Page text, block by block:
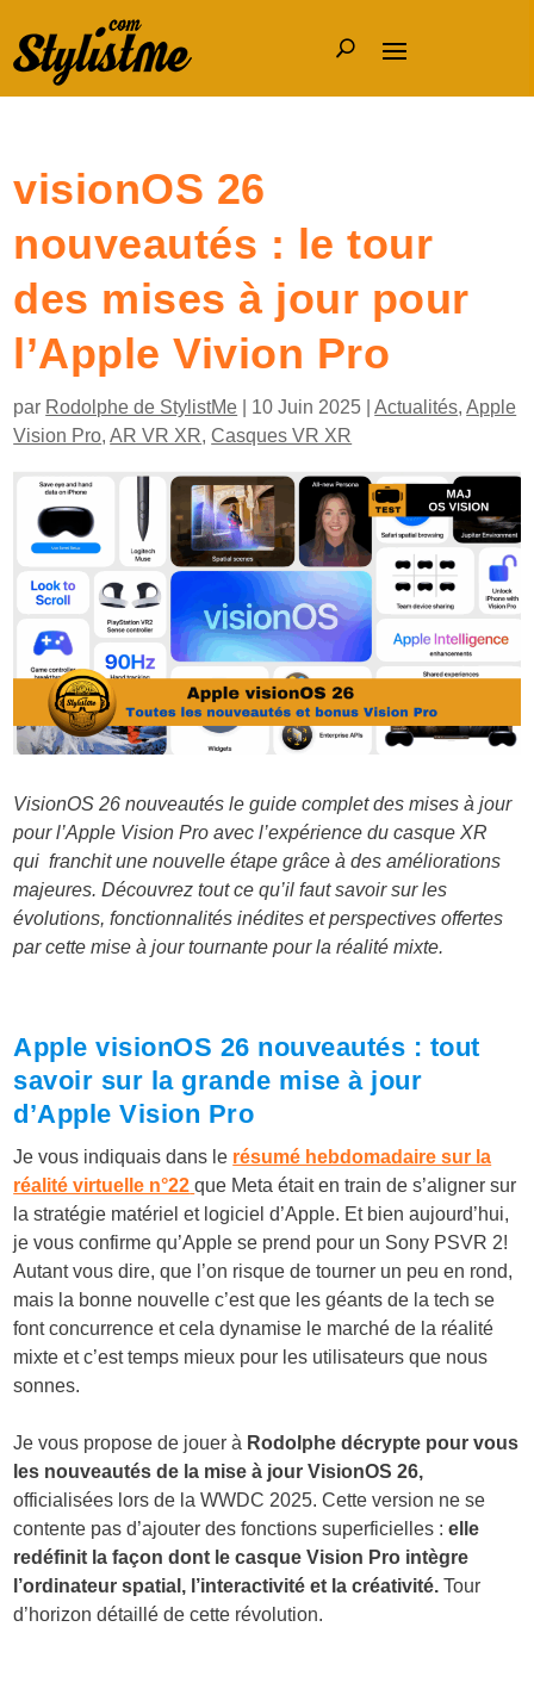
visionOS 26
nouveautés : le tour
des mises à jour pour
l’Apple Vivion Pro
par Rodolphe de StylistMe 10 Juin 2025 |Actualités,Apple
Vision Pro,AR VR XR,Casques VR XR
VisionOS 26 nouveautés le guide complet des mises à jour
pour l’Apple Vision Pro avec l’expérience du casque XR
qui franchit une nouvelle étape grâce à des améliorations
majeures. Découvrez tout ce qu’il faut savoir sur les
évolutions, fonctionnalités inédites et perspectives offertes
par cette mise à jour tournante pour la réalité mixte.
Apple visionOS 26 nouveautés : tout
savoir sur la grande mise à jour
d’Apple Vision Pro
Je vous indiquais dans le résumé hebdomadaire sur la
réalité virtuelle n°22 que Meta était en train de s’aligner sur
la stratégie matériel et logiciel d’Apple. Et bien aujourd’hui,
je vous confirme qu’Apple se prend pour un Sony PSVR 2!
Autant vous dire, que l’on risque de tourner un peu en rond,
mais la bonne nouvelle c’est que les géants de la tech se
font concurrence et cela dynamise le marché de la réalité
mixte et c’est temps mieux pour les utilisateurs que nous
sonnes.
Je vous propose de jouer à Rodolphe décrypte pour vous
les nouveautés de la mise à jour VisionOS 26,
officialisées lors de la WWDC 2025. Cette version ne se
contente pas d’ajouter des fonctions superficielles :elle
redéfinit la façon dont le casque Vision Pro intègre
l’ordinateur spatial, l’interactivité et la créativité. Tour
d’horizon détaillé de cette révolution.